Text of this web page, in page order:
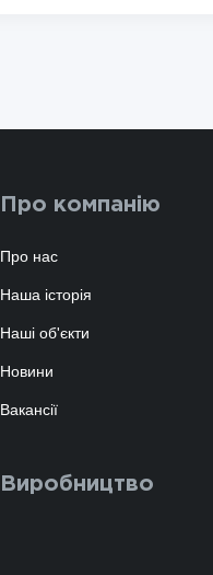
Про компанію
Про нас
Наша історія
Наші об'єкти
Новини
Вакансії
Виробництво